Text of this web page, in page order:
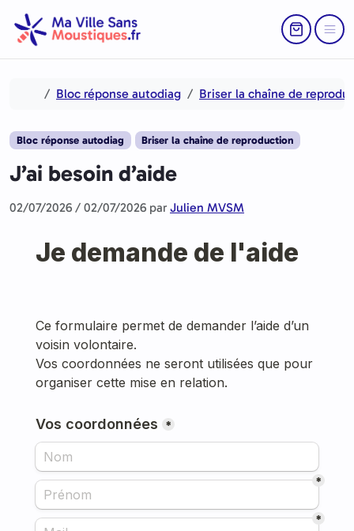
Return to
Menu
Accueil
Bloc réponse autodiag Briser la chaîne de
Bloc réponse autodiag Briser la chaîne de reproduction
J’ai besoin d’aide
02/07/2026 / 02/07/2026 par Julien MVSM